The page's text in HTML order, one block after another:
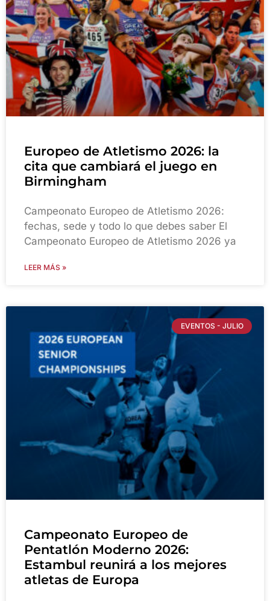
Europeo de Atletismo 2026: la
cita que cambiará el juego en
Birmingham
Campeonato Europeo de Atletismo 2026:
fechas, sede y todo lo que debes saber El
Campeonato Europeo de Atletismo 2026 ya
LEER MÁS »
EVENTOS - JULIO
Campeonato Europeo de
Pentatlón Moderno 2026:
Estambul reunirá a los mejores
atletas de Europa